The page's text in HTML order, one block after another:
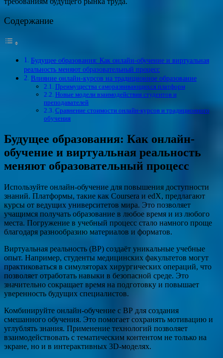
Содержание
Будущее образования: Как онлайн-обучение и виртуальная
реальность меняют образовательный процесс
Влияние онлайн-курсов на традиционное образование
Преимущества саморазвивающихся платформ
Новые модели взаимодействия студентов и
преподавателей
Сравнение стоимости онлайн-курсов и традиционного
обучения
Будущее образования: Как онлайн-
обучение и виртуальная реальность
меняют образовательный процесс
Используйте онлайн-обучение для повышения доступности
знаний. Платформы, такие как Coursera и edX, предлагают
курсы от ведущих университетов мира. Это позволяет
учащимся получать образование в любое время и из любого
места. Погружение в учебный процесс стало намного проще
благодаря разнообразию материалов и форматов.
Виртуальная реальность (ВР) создаёт уникальные учебные
опыт. Например, студенты медицинских факультетов могут
практиковаться в симуляторах хирургических операций, что
позволяет отработать навыки в безопасной среде. Это
значительно сокращает время на подготовку и повышает
уверенность будущих специалистов.
Комбинируйте онлайн-обучение с ВР для создания
смешанного обучения. Это помогает сохранять мотивацию и
углублять знания. Применение технологий позволяет
взаимодействовать с тематическим контентом не только на
экране, но и в интерактивных 3D-моделях.